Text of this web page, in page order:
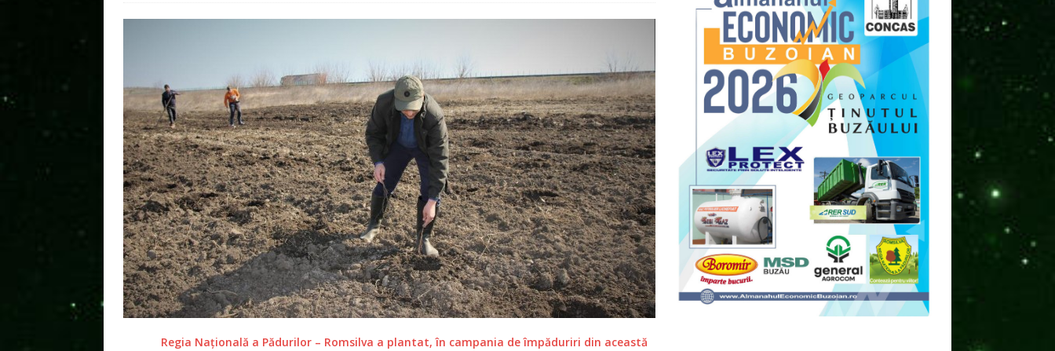
Regia Națională a Pădurilor – Romsilva a plantat, în campania de împăduriri din această